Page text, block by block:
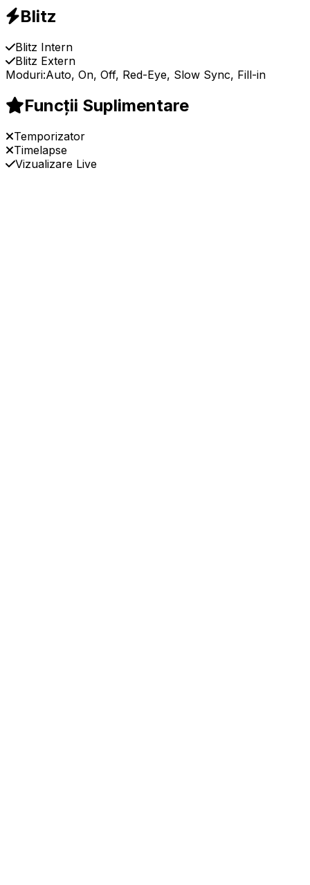
Blitz
Blitz Intern
Blitz Extern
Moduri:Auto, On, Off, Red-Eye, Slow Sync, Fill-in
Funcții Suplimentare
Temporizator
Timelapse
Vizualizare Live